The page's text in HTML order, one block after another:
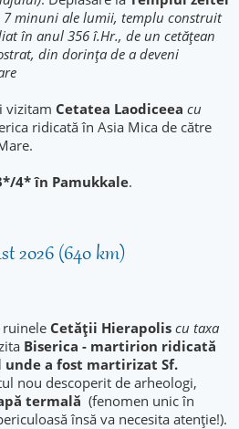
7 minuni ale lumii, templu construit
în anul 356 î.Hr., de un cetățean
din dorința de a deveni
vizitam Cetatea Laodiceea cu
ridicată în Asia Mica de către
4* în Pamukkale.
2026 (640 km)
ruinele Cetății Hierapolis cu taxa
Biserica - martirion ridicată
a fost martirizat Sf.
nou descoperit de arheologi,
termală (fenomen unic în
însă va necesita atenție!).